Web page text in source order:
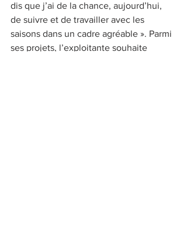
dis que j’ai de la chance, aujourd’hui,
de suivre et de travailler avec les
saisons dans un cadre agréable ». Parmi
ses projets, l’exploitante souhaite